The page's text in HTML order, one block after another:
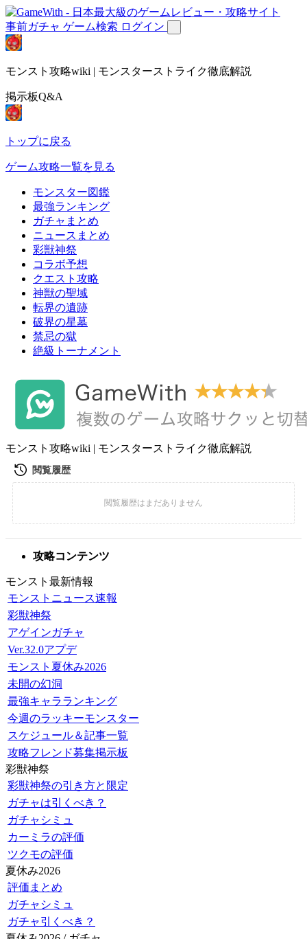
事前ガチャ ゲーム検索 ログイン
モンスト攻略wiki | モンスターストライク徹底解説
掲示板Q&A
トップに戻る
ゲーム攻略一覧を見る
モンスター図鑑
最強ランキング
ガチャまとめ
ニュースまとめ
彩獣神祭
コラボ予想
クエスト攻略
神獣の聖域
転界の遺跡
破界の星墓
禁忌の獄
絶級トーナメント
モンスト攻略wiki | モンスターストライク徹底解説
攻略コンテンツ
モンスト最新情報
モンストニュース速報
彩獣神祭
アゲインガチャ
Ver.32.0アプデ
モンスト夏休み2026
未開の幻洞
最強キャラランキング
今週のラッキーモンスター
スケジュール＆記事一覧
攻略フレンド募集掲示板
彩獣神祭
彩獣神祭の引き方と限定
ガチャは引くべき？
ガチャシミュ
カーミラの評価
ツクモの評価
夏休み2026
評価まとめ
ガチャシミュ
ガチャ引くべき？